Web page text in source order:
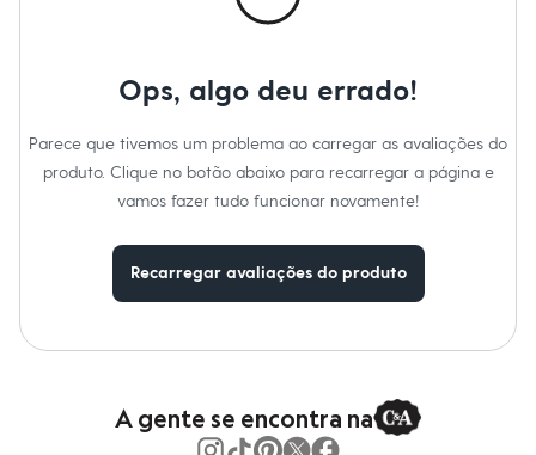
Dia dos Pais
Novidades
Roupas
Bermudas
Camisetas e Regatas
Casacos e Jaquetas
Acessórios
Bolsas e Mochilas
Ops, algo deu errado!
Parece que tivemos um problema ao carregar as avaliações do
produto. Clique no botão abaixo para recarregar a página e
vamos fazer tudo funcionar novamente!
Recarregar avaliações do produto
A gente se encontra na